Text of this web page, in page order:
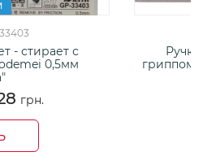
- стирает с
0,5мм
грн.
гриппом